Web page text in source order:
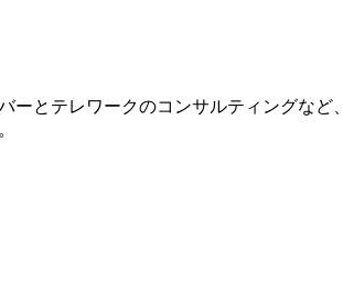
とテレワークのコンサルティングなど、